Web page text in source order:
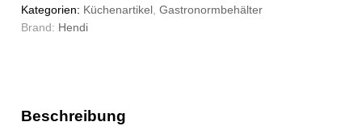
Kategorien: Küchenartikel,Gastronormbehälter
Brand: Hendi
Beschreibung